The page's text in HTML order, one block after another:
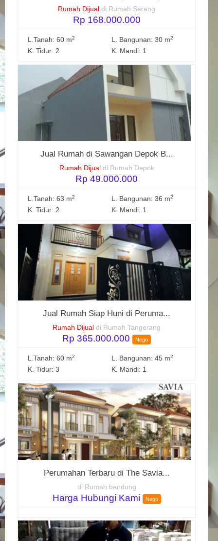
Rumah Dijual di Rumah Serang
Rp 168.000.000
L.Tanah: 60 m2 L. Bangunan: 30 m2
K. Tidur: 2 K. Mandi: 1
Jual Rumah di Sawangan Depok B...
Rumah Dijual di Rumah Depok
Rp 49.000.000
L.Tanah: 63 m2 L. Bangunan: 36 m2
K. Tidur: 2 K. Mandi: 1
Jual Rumah Siap Huni di Peruma...
Rumah Dijual di Rumah Tangerang
Rp 365.000.000 Nego
L.Tanah: 60 m2 L. Bangunan: 45 m2
K. Tidur: 3 K. Mandi: 1
Perumahan Terbaru di The Savia...
di Rumah bandung
Harga Hubungi Kami Nego